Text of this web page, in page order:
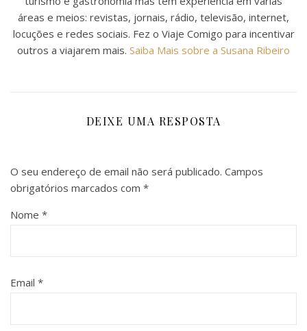
áreas e meios: revistas, jornais, rádio, televisão, internet,
locuções e redes sociais. Fez o Viaje Comigo para incentivar
outros a viajarem mais. Saiba Mais sobre a Susana Ribeiro
DEIXE UMA RESPOSTA
O seu endereço de email não será publicado. Campos
obrigatórios marcados com *
Nome *
Email *